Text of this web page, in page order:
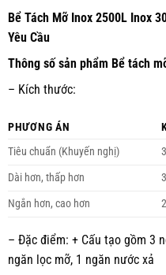
Bể Tách Mỡ Inox 2500L Inox
Yêu Cầu
Thông số sản phẩm Bể tách
– Kích thước:
PHƯƠNG ÁN
Tiêu chuẩn (Khuyến nghị)
Dài hơn, thấp hơn
Ngắn hơn, cao hơn
– Đặc điểm: + Cấu tạo gồm 3
ngăn lọc mỡ, 1 ngăn nước xả